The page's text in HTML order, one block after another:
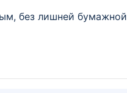
без лишней